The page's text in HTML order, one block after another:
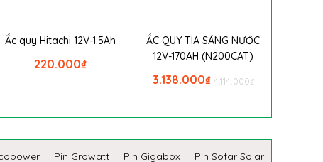
Ắc quy Hitachi 12V-1.5Ah
₫
220.000
ẮC QUY TIA SÁNG NƯỚC
12V-170AH (N200CAT)
₫
4.114.000
₫
3.138.000
Pin Growatt Pin Gigabox Pin Sofar Solar